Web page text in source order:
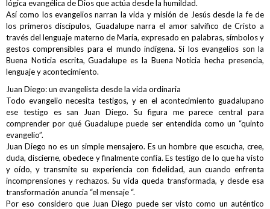
lógica evangélica de Dios que actúa desde la humildad.
Así como los evangelios narran la vida y misión de Jesús desde la fe de
los primeros discípulos, Guadalupe narra el amor salvífico de Cristo a
través del lenguaje materno de María, expresado en palabras, símbolos y
gestos comprensibles para el mundo indígena. Si los evangelios son la
Buena Noticia escrita, Guadalupe es la Buena Noticia hecha presencia,
lenguaje y acontecimiento.
Juan Diego: un evangelista desde la vida ordinaria
Todo evangelio necesita testigos, y en el acontecimiento guadalupano
ese testigo es san Juan Diego. Su figura me parece central para
comprender por qué Guadalupe puede ser entendida como un “quinto
evangelio”.
Juan Diego no es un simple mensajero. Es un hombre que escucha, cree,
duda, discierne, obedece y finalmente confía. Es testigo de lo que ha visto
y oído, y transmite su experiencia con fidelidad, aun cuando enfrenta
incomprensiones y rechazos. Su vida queda transformada, y desde esa
transformación anuncia “el mensaje “.
Por eso considero que Juan Diego puede ser visto como un auténtico